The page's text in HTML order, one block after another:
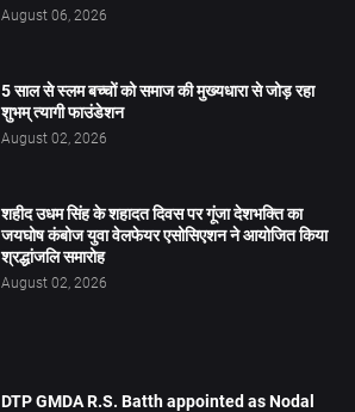
August 06, 2026
5 साल से स्लम बच्चों को समाज की मुख्यधारा से जोड़ रहा
शुभम् त्यागी फाउंडेशन
August 02, 2026
शहीद उधम सिंह के शहादत दिवस पर गूंजा देशभक्ति का
जयघोष कंबोज युवा वेलफेयर एसोसिएशन ने आयोजित किया
श्रद्धांजलि समारोह
August 02, 2026
DTP GMDA R.S. Batth appointed as Nodal